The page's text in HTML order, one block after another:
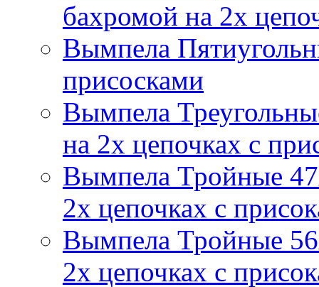
бахромой на 2х
Вымпела
присосками
Вымпела
на 2х цепочках с
Вымпела Тройные
2х цепочках с
Вымпела Тройные
2х цепочках с